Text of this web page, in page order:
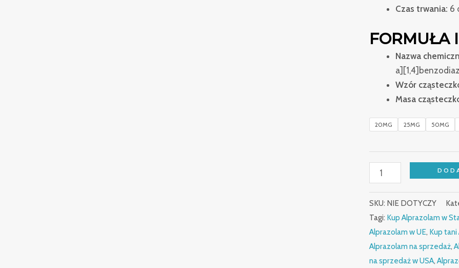
Czas trwania: 6
FORMUŁA
Nazwa
Wzór
Masa
20MG 25MG 50MG
SKU: NIE DOTYCZY
Tagi: Kup Alprazolam w
Alprazolam w UE, Kup
Alprazolam na sprzedaż,
na sprzedaż w USA,